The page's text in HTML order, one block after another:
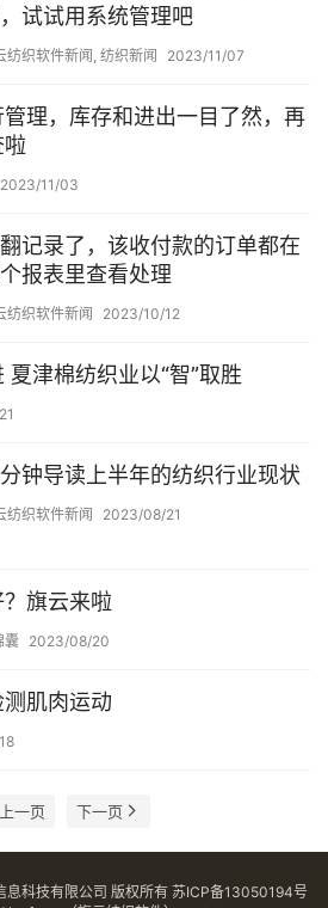
试试用系统管理吧
纺织软件新闻 , 纺织新闻 2023/11/07
理，库存和进出一目了然，再
2023/11/03
记录了，该收付款的订单都在
报表里查看处理
纺织软件新闻 2023/10/12
津棉纺织业以“智”取胜
钟导读上半年的纺织行业现状
纺织软件新闻 2023/08/21
旗云来啦
囊 2023/08/20
肌肉运动
上一页 下一页
科技有限公司 版权所有 苏ICP备13050194号